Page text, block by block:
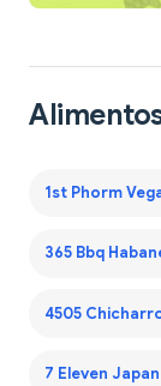
1st Phorm
365 Bbq
4505
7 Eleven